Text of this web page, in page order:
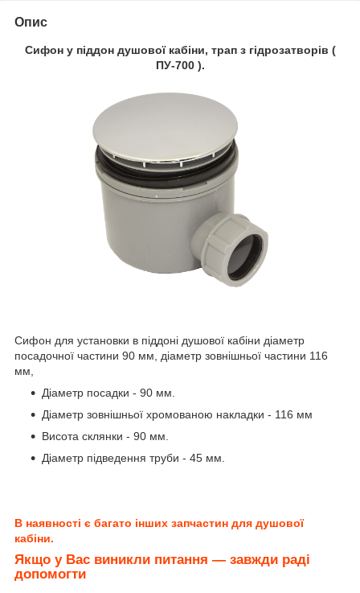
Опис
Сифон у піддон душової кабіни, трап з гідрозатворів (
ПУ-700 ).
Сифон для установки в піддоні душової кабіни діаметр
посадочної частини 90 мм, діаметр зовнішньої частини 116
мм,
Діаметр посадки - 90 мм.
Діаметр зовнішньої хромованою накладки - 116 мм
Висота склянки - 90 мм.
Діаметр підведення труби - 45 мм.
В наявності є багато інших запчастин для душової
кабіни.
Якщо у Вас виникли питання ― завжди раді
допомогти